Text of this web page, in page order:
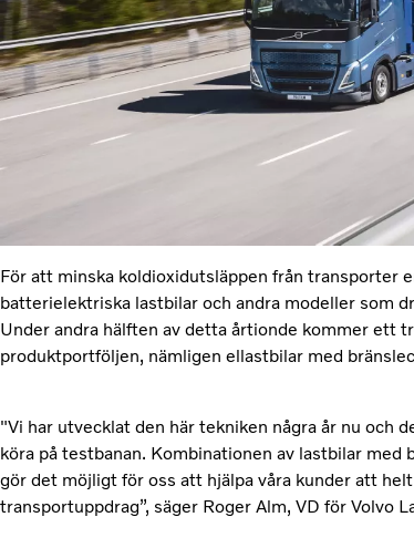
För att minska koldioxidutsläppen från transporter
batterielektriska lastbilar och andra modeller som
Under andra hälften av detta årtionde kommer ett
produktportföljen, nämligen ellastbilar med
"Vi har utvecklat den här tekniken några år nu och
köra på testbanan. Kombinationen av lastbilar
gör det möjligt för oss att hjälpa våra kunder att
transportuppdrag”, säger Roger Alm, VD för Volvo